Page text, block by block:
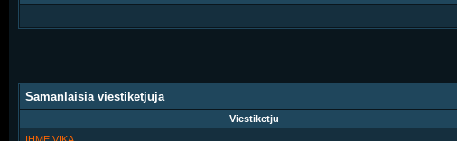
Samanlaisia viestiketjuja
Viestiketju